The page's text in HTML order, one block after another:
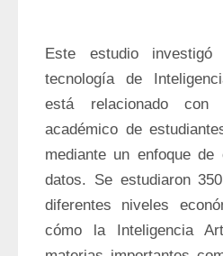
Este estudio
tecnología de
está relacionado con
académico de
mediante un enfoque de
datos. Se estudiaron
diferentes niveles
cómo la Inteligencia